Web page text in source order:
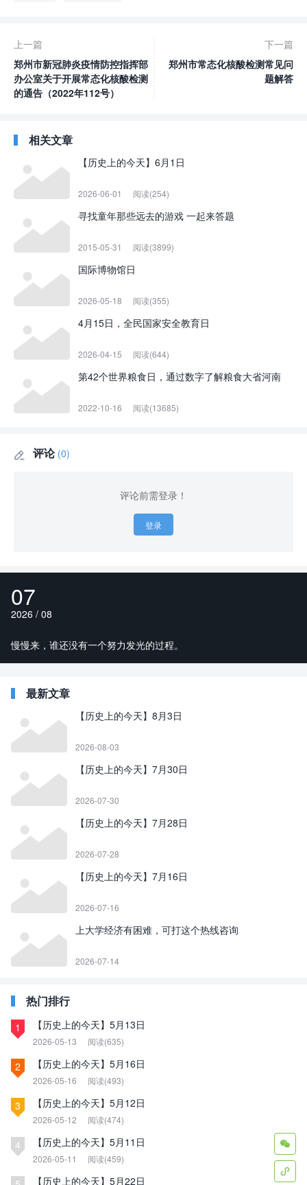
上一篇
郑州市新冠肺炎疫情防控指挥部
办公室关于开展常态化核酸检测
的通告（2022年112号）
下一篇
郑州市常态化核酸检测常见问
题解答
相关文章
【历史上的今天】6月1日
2026-06-01 阅读(254)
寻找童年那些远去的游戏 一起来答题
2015-05-31 阅读(3899)
国际博物馆日
2026-05-18 阅读(355)
4月15日，全民国家安全教育日
2026-04-15 阅读(644)
第42个世界粮食日，通过数字了解粮食大省河南
2022-10-16 阅读(13685)
 评论 (0)
评论前需登录！
登录
07
2026 / 08
慢慢来，谁还没有一个努力发光的过程。
最新文章
【历史上的今天】8月3日
2026-08-03
【历史上的今天】7月30日
2026-07-30
【历史上的今天】7月28日
2026-07-28
【历史上的今天】7月16日
2026-07-16
上大学经济有困难，可打这个热线咨询
2026-07-14
热门排行
1 【历史上的今天】5月13日
2026-05-13 阅读(635)
2 【历史上的今天】5月16日
2026-05-16 阅读(493)
3 【历史上的今天】5月12日
2026-05-12 阅读(474)
4 【历史上的今天】5月11日
2026-05-11 阅读(459)
【历史上的今天】5月22日

